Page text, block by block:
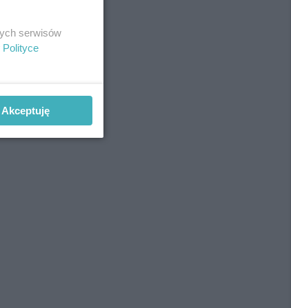
REKLAMA
serwisów
Polityce
Akceptuję